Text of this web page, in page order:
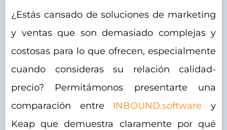
¿Estás cansado de soluciones de marketing
y ventas que son demasiado complejas y
costosas para lo que ofrecen, especialmente
cuando consideras su relación calidad-
precio? Permitámonos presentarte una
comparación entre INBOUND.software y
Keap que demuestra claramente por qué